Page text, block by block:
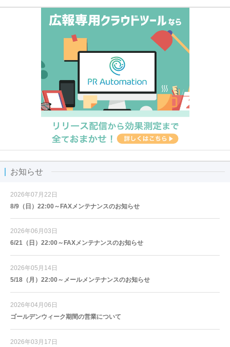
お知らせ
2026年07月22日
8/9（日）22:00～FAXメンテナンスのお知らせ
2026年06月03日
6/21（日）22:00～FAXメンテナンスのお知らせ
2026年05月14日
5/18（月）22:00～メールメンテナンスのお知らせ
2026年04月06日
ゴールデンウィーク期間の営業について
2026年03月17日